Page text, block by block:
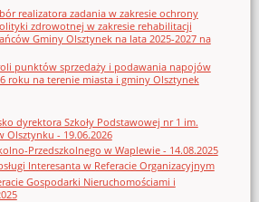
realizatora zadania w zakresie ochrony
zdrowotnej w zakresie rehabilitacji
Gminy Olsztynek na lata 2025-2027 na
punktów sprzedaży i podawania napojów
roku na terenie miasta i gminy Olsztynek
dyrektora Szkoły Podstawowej nr 1 im.
Olsztynku - 19.06.2026
Przedszkolnego w Waplewie - 14.08.2025
Interesanta w Referacie Organizacyjnym
Gospodarki Nieruchomościami i